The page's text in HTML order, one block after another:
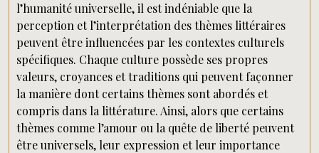
l’humanité universelle, il est indéniable que la
perception et l’interprétation des thèmes littéraires
peuvent être influencées par les contextes culturels
spécifiques. Chaque culture possède ses propres
valeurs, croyances et traditions qui peuvent façonner
la manière dont certains thèmes sont abordés et
compris dans la littérature. Ainsi, alors que certains
thèmes comme l’amour ou la quête de liberté peuvent
être universels, leur expression et leur importance